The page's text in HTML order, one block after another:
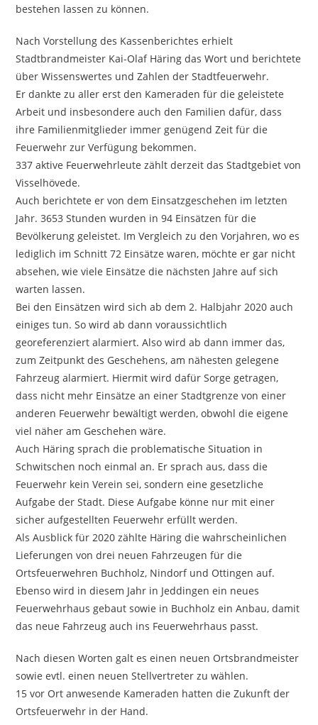
bestehen lassen zu können.
Nach Vorstellung des Kassenberichtes erhielt
Stadtbrandmeister Kai-Olaf Häring das Wort und berichtete
über Wissenswertes und Zahlen der Stadtfeuerwehr.
Er dankte zu aller erst den Kameraden für die geleistete
Arbeit und insbesondere auch den Familien dafür, dass
ihre Familienmitglieder immer genügend Zeit für die
Feuerwehr zur Verfügung bekommen.
337 aktive Feuerwehrleute zählt derzeit das Stadtgebiet von
Visselhövede.
Auch berichtete er von dem Einsatzgeschehen im letzten
Jahr. 3653 Stunden wurden in 94 Einsätzen für die
Bevölkerung geleistet. Im Vergleich zu den Vorjahren, wo es
lediglich im Schnitt 72 Einsätze waren, möchte er gar nicht
absehen, wie viele Einsätze die nächsten Jahre auf sich
warten lassen.
Bei den Einsätzen wird sich ab dem 2. Halbjahr 2020 auch
einiges tun. So wird ab dann voraussichtlich
georeferenziert alarmiert. Also wird ab dann immer das,
zum Zeitpunkt des Geschehens, am nähesten gelegene
Fahrzeug alarmiert. Hiermit wird dafür Sorge getragen,
dass nicht mehr Einsätze an einer Stadtgrenze von einer
anderen Feuerwehr bewältigt werden, obwohl die eigene
viel näher am Geschehen wäre.
Auch Häring sprach die problematische Situation in
Schwitschen noch einmal an. Er sprach aus, dass die
Feuerwehr kein Verein sei, sondern eine gesetzliche
Aufgabe der Stadt. Diese Aufgabe könne nur mit einer
sicher aufgestellten Feuerwehr erfüllt werden.
Als Ausblick für 2020 zählte Häring die wahrscheinlichen
Lieferungen von drei neuen Fahrzeugen für die
Ortsfeuerwehren Buchholz, Nindorf und Ottingen auf.
Ebenso wird in diesem Jahr in Jeddingen ein neues
Feuerwehrhaus gebaut sowie in Buchholz ein Anbau, damit
das neue Fahrzeug auch ins Feuerwehrhaus passt.
Nach diesen Worten galt es einen neuen Ortsbrandmeister
sowie evtl. einen neuen Stellvertreter zu wählen.
15 vor Ort anwesende Kameraden hatten die Zukunft der
Ortsfeuerwehr in der Hand.